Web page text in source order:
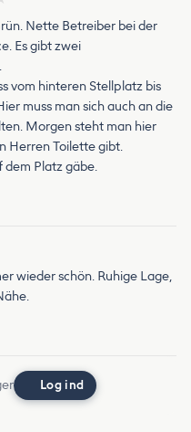
Nette Betreiber bei der
Es gibt zwei
vom hinteren Stellplatz bis
muss man sich auch an die
Morgen steht man hier
Herren Toilette gibt.
dem Platz gäbe.
wieder schön. Ruhige Lage,
Log ind